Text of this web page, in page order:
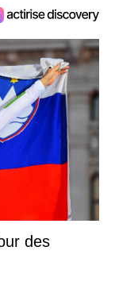
des